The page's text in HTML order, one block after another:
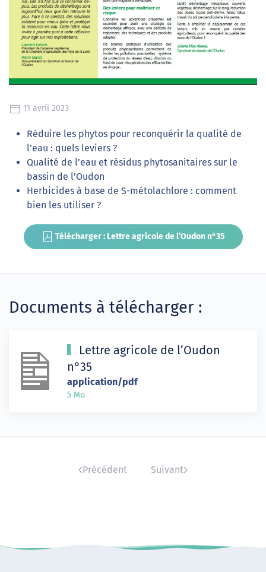
11 avril 2023
Réduire les phytos pour reconquérir la qualité de
l’eau : quels leviers ?
Qualité de l’eau et résidus phytosanitaires sur le
bassin de l’Oudon
Herbicides à base de S-métolachlore : comment
bien les utiliser ?
Télécharger : Lettre agricole de l’Oudon n°35
Documents à télécharger :
Lettre agricole de l’Oudon
n°35
application/pdf
5 Mo
Précédent Suivant